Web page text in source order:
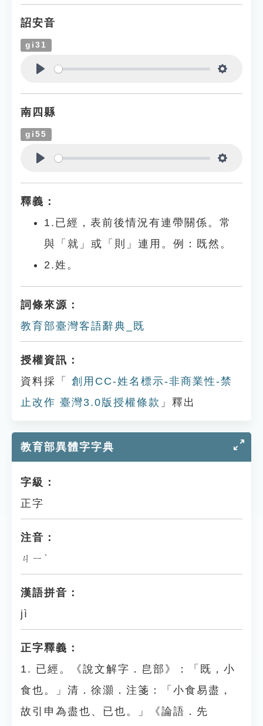
詔安音
gi31
南四縣
gi55
釋義：
1.已經，表前後情況有連帶關係。常
與「就」或「則」連用。例：既然。
2.姓。
詞條來源：
教育部臺灣客語辭典_既
授權資訊：
資料採「
創用CC-姓名標示-非商業性-禁
止改作 臺灣3.0版授權條款 」釋出
教育部異體字字典
字級：
正字
注音：
ㄐㄧˋ
漢語拼音：
jì
正字釋義：
1. 已經。《說文解字．皀部》：「既，小
食也。」清．徐灝．注箋：「小食易盡，
故引申為盡也、已也。」《論語．先